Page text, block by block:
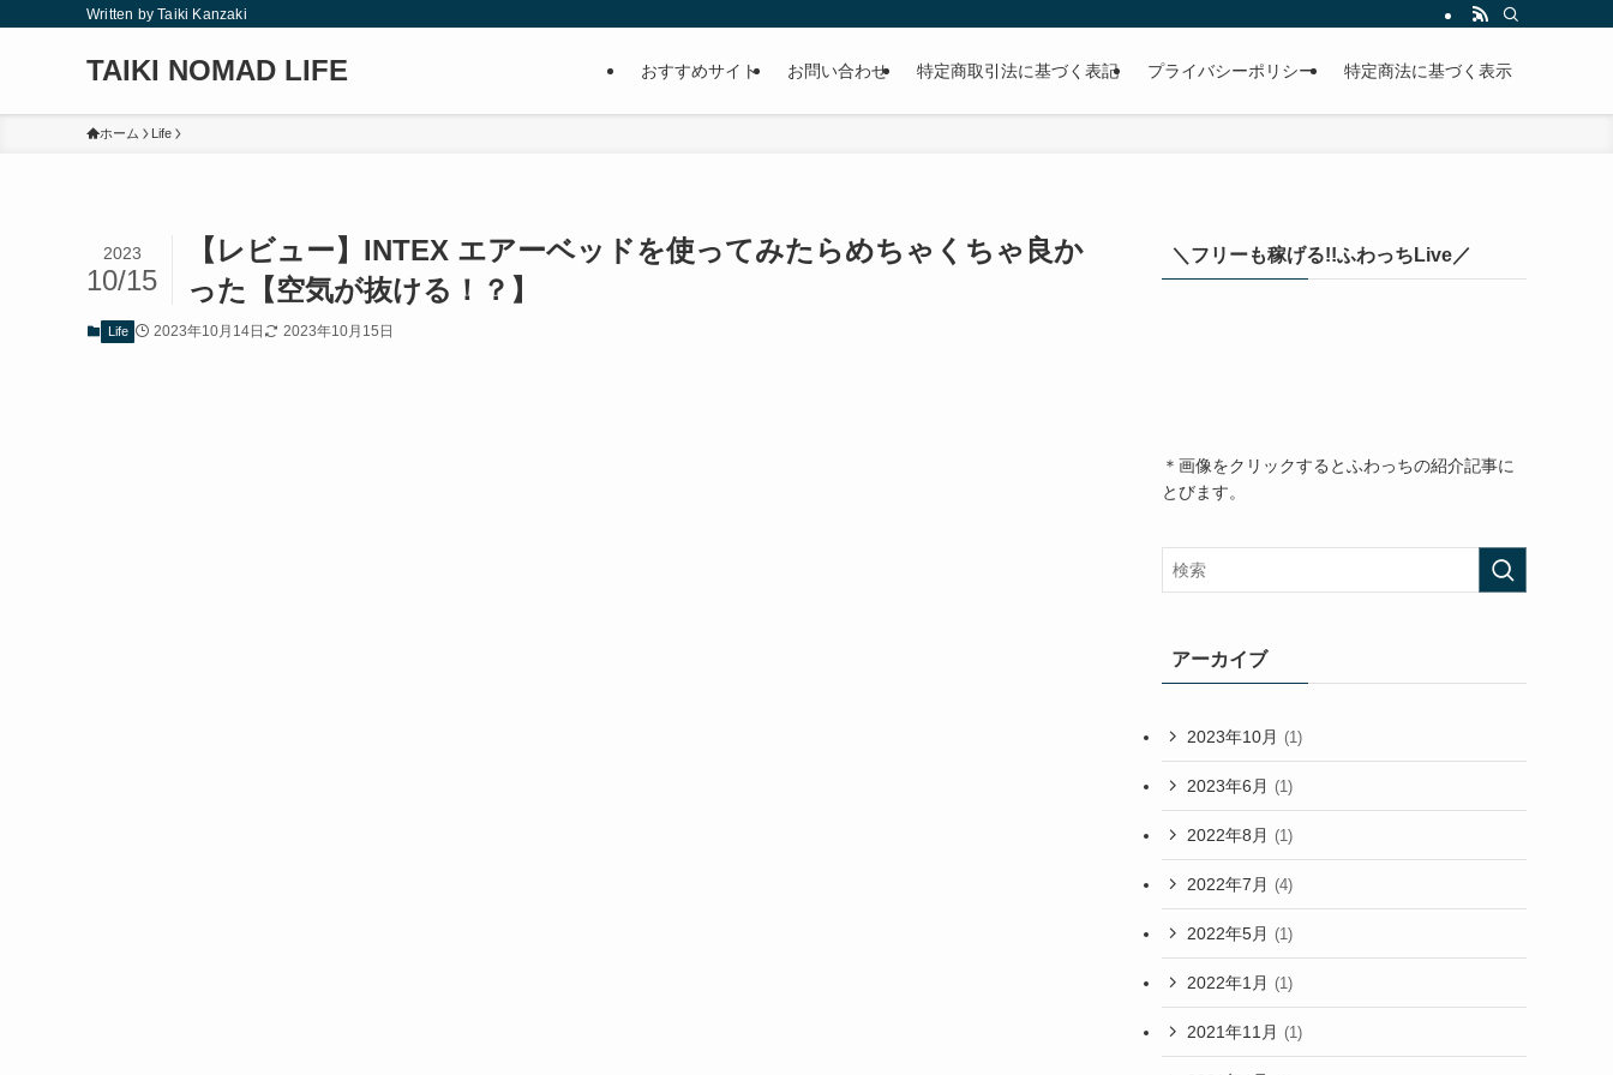
Written by Taiki Kanzaki
TAIKI NOMAD LIFE おすすめサイト お問い合わせ 特定商取引法に基づく表記 プライバシーポリシー 特定商法に基づく表示
ホーム Life
【レビュー】INTEX エアーベッドを使ってみたらめちゃくちゃ良か
った【空気が抜ける！？】
2023
10/15
Life 2023年10月14日 2023年10月15日
＼フリーも稼げる!!ふわっちLive／
＊画像をクリックするとふわっちの紹介記事に
とびます。
アーカイブ
2023年10月 (1)
2023年6月 (1)
2022年8月 (1)
2022年7月 (4)
2022年5月 (1)
2022年1月 (1)
2021年11月 (1)